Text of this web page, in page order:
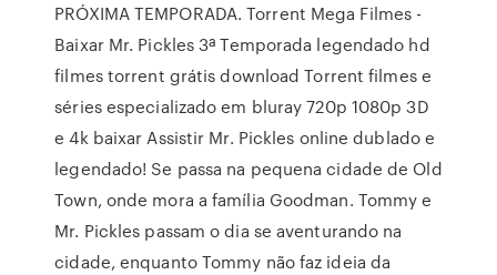
PRÓXIMA TEMPORADA. Torrent Mega Filmes -
Baixar Mr. Pickles 3ª Temporada legendado hd
filmes torrent grátis download Torrent filmes e
séries especializado em bluray 720p 1080p 3D
e 4k baixar Assistir Mr. Pickles online dublado e
legendado! Se passa na pequena cidade de Old
Town, onde mora a família Goodman. Tommy e
Mr. Pickles passam o dia se aventurando na
cidade, enquanto Tommy não faz ideia da